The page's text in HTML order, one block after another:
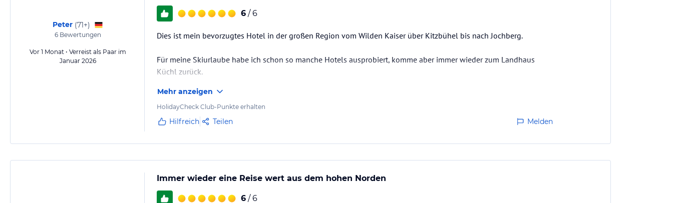
Peter (71+)
6Bewertungen
Vor 1 Monat • Verreist als Paar im
Januar 2026
6 / 6
Dies ist mein bevorzugtes Hotel in der großen Region vom Wilden Kaiser über Kitzbühel bis nach Jochberg.
Für meine Skiurlaube habe ich schon so manche Hotels ausprobiert, komme aber immer wieder zum Landhaus
Küchl zurück.
Das Hotel ist nicht so groß und die Atmosphäre ist familiär, dabei ruhig gelegen und nicht so mondän wie ich das
benachbarte Kitzbühel kenne, aber von dem doch nicht weit weg.
Mehr anzeigen
HolidayCheck Club-Punkte erhalten
Hilfreich Teilen Melden
Immer wieder eine Reise wert aus dem hohen Norden
6 / 6